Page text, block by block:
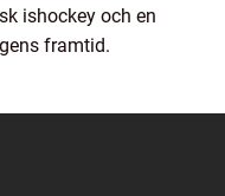
ishockey och en
framtid.